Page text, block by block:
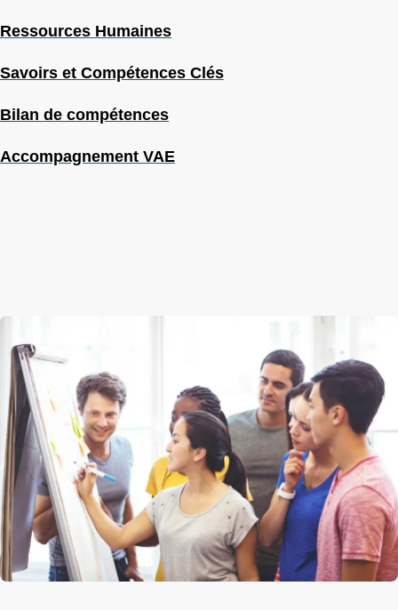
Ressources Humaines
Savoirs et Compétences Clés
Bilan de compétences
Accompagnement VAE